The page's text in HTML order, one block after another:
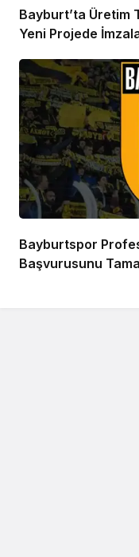
Bayburt’ta Üretim
Yeni Projede
Bayburtspor
Başvurusunu